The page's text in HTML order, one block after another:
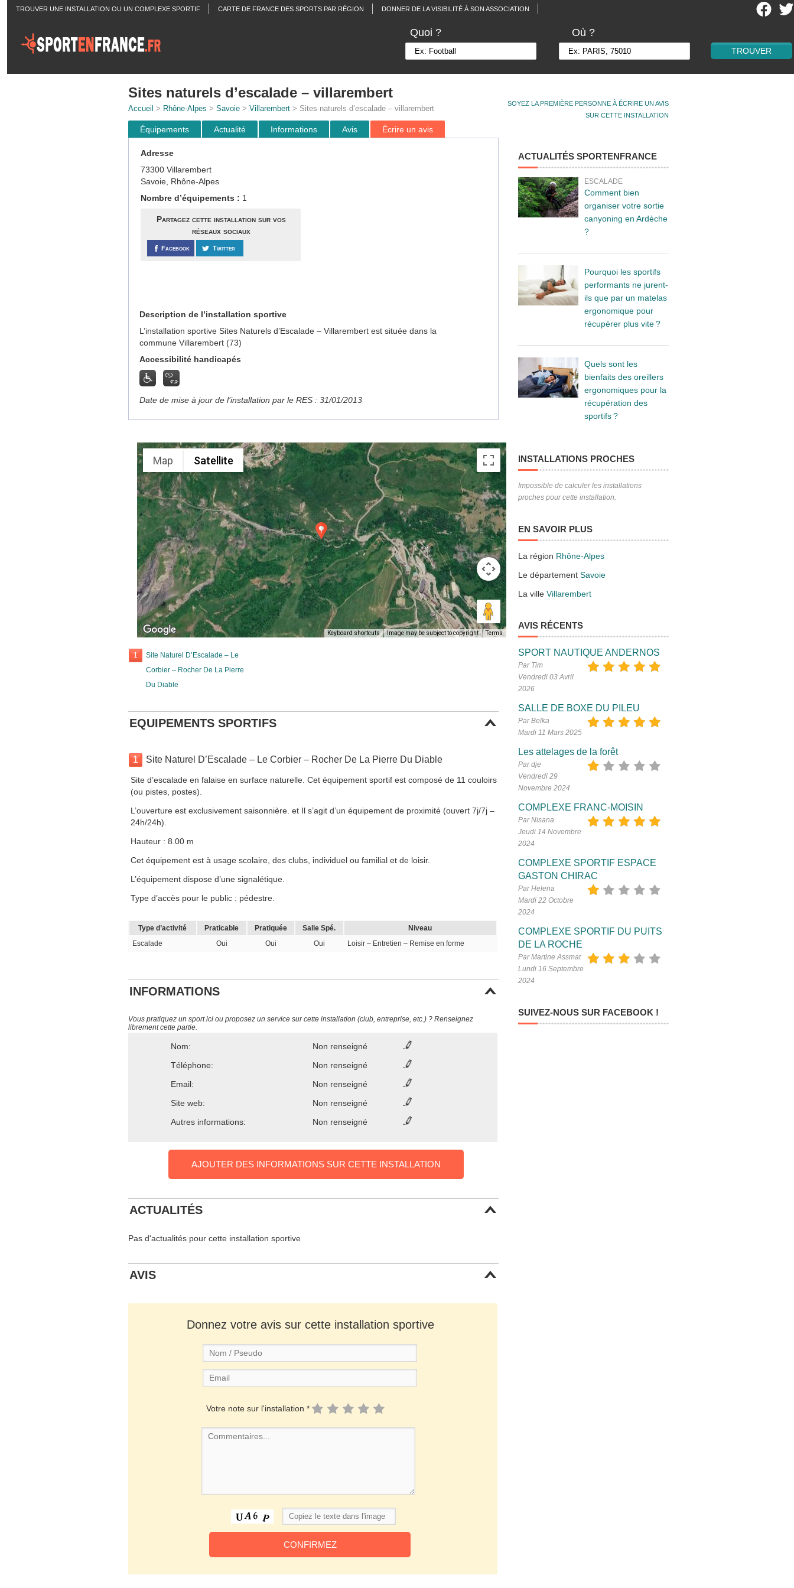
TROUVER UNE INSTALLATION OU UN COMPLEXE SPORTIF CARTE DE FRANCE DES SPORTS PAR RÉGION DONNER DE LA VISIBILITÉ À SON ASSOCIATION
Quoi ? Où ?
SOYEZ LA PREMIÈRE PERSONNE À ÉCRIRE UN AVIS
SUR CETTE INSTALLATION
Sites naturels d’escalade – villarembert
Accueil > Rhône-Alpes > Savoie> Villarembert> Sites naturels d’escalade – villarembert
Équipements Actualité Informations Avis Écrire un avis
Adresse
73300 Villarembert
Savoie, Rhône-Alpes
Nombre d’équipements : 1
Partagez cette installation sur vos
réseaux sociaux
Facebook Twitter
Description de l’installation sportive
L’installation sportive Sites Naturels d’Escalade – Villarembert est située dans la
commune Villarembert (73)
Accessibilité handicapés
Date de mise à jour de l’installation par le RES : 31/01/2013
Map Satellite
Keyboard shortcuts Image may be subject to copyright Terms
1
Site Naturel D’Escalade – Le
Corbier – Rocher De La Pierre
Du Diable
EQUIPEMENTS SPORTIFS
1 Site Naturel D’Escalade – Le Corbier – Rocher De La Pierre Du Diable
Site d’escalade en falaise en surface naturelle. Cet équipement sportif est composé de 11 couloirs
(ou pistes, postes).
L’ouverture est exclusivement saisonnière. et Il s’agit d’un équipement de proximité (ouvert 7j/7j –
24h/24h).
Hauteur : 8.00 m
Cet équipement est à usage scolaire, des clubs, individuel ou familial et de loisir.
L’équipement dispose d’une signalétique.
Type d’accès pour le public : pédestre.
Type d’activité Praticable Pratiquée Salle Spé.
Niveau
Escalade
Oui Oui Oui Loisir – Entretien – Remise en forme
INFORMATIONS
Vous pratiquez un sport ici ou proposez un service sur cette installation (club, entreprise, etc.) ? Renseignez
librement cette partie.
Nom:
Non renseigné
Téléphone:
Non renseigné
Email:
Non renseigné
Site web:
Non renseigné
Autres informations:
Non renseigné
AJOUTER DES INFORMATIONS SUR CETTE INSTALLATION
ACTUALITÉS
Pas d'actualités pour cette installation sportive
AVIS
Donnez votre avis sur cette installation sportive
Votre note sur l'installation *
ACTUALITÉS SPORTENFRANCE
ESCALADE
Comment bien
organiser votre sortie
canyoning en Ardèche
?
Pourquoi les sportifs
performants ne jurent-
ils que par un matelas
ergonomique pour
récupérer plus vite ?
Quels sont les
bienfaits des oreillers
ergonomiques pour la
récupération des
sportifs ?
INSTALLATIONS PROCHES
Impossible de calculer les installations
proches pour cette installation.
EN SAVOIR PLUS
La région Rhône-Alpes
Le département Savoie
La ville Villarembert
AVIS RÉCENTS
SPORT NAUTIQUE ANDERNOS
Par Tim
Vendredi 03 Avril
2026
SALLE DE BOXE DU PILEU
Par Belka
Mardi 11 Mars 2025
Les attelages de la forêt
Par dje
Vendredi 29
Novembre 2024
COMPLEXE FRANC-MOISIN
Par Nisana
Jeudi 14 Novembre
2024
COMPLEXE SPORTIF ESPACE
GASTON CHIRAC
Par Helena
Mardi 22 Octobre
2024
COMPLEXE SPORTIF DU PUITS
DE LA ROCHE
Par Martine Assmat
Lundi 16 Septembre
2024
SUIVEZ-NOUS SUR FACEBOOK !